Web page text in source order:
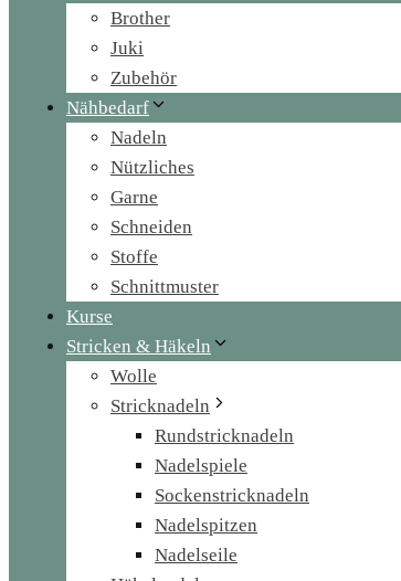
Brother
Juki
Zubehör
Nähbedarf
Nadeln
Nützliches
Garne
Schneiden
Stoffe
Schnittmuster
Kurse
Stricken & Häkeln
Wolle
Stricknadeln
Rundstricknadeln
Nadelspiele
Sockenstricknadeln
Nadelspitzen
Nadelseile